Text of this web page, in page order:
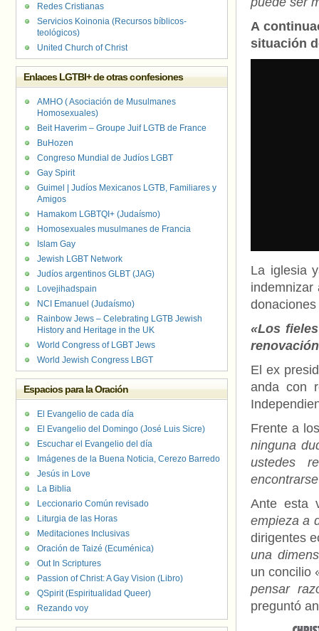
A
situación
La iglesia
«Los
El ex
anda con
Frente a
ninguna
ustedes
Ante esta
empieza a
dirigentes
una
un concilio
pensar
preguntó
Redes Cristianas
Servicios Koinonia (Recursos bíblicos-
teológicos)
United Church of Christ
Enlaces LGTBI+ de otras confesiones
AMHO ( Asociación de Musulmanes
Homosexuales)
Beit Haverim – Groupe Juif LGTB de France
BuHozen
Congreso Mundial de Judíos LGBT
Gay Spirit
Guimel | Judíos Mexicanos LGTB, Familiares y
Amigos
Hamakom LGBTQI+ (Judaísmo)
Homosexuales musulmanes de Francia
Islam Gay
Jewish LGBT Network
Judíos argentinos GLBT (JAG)
Lovejihadspain
NCI Emanuel (Judaísmo)
Rainbow Jews – Celebrating LGTB Jewish
History and Heritage in the UK
World Congress of LGBT Jews
World Jewish Congress LBGT
Espacios para la Oración
El Evangelio de cada día
El Evangelio del Domingo (José Luis Sicre)
Escuchar el Evangelio del día
Imágenes de la Buena Noticia, Cerezo Barredo
Jesús in Love
La Biblia
Leccionario Común revisado
Liturgia de las Horas
Meditaciones Inclusivas
Oración de Taizé (Ecuménica)
Out In Scriptures
Passion of Christ: A Gay Vision (Libro)
QSpirit (Espiritualidad Queer)
Rezando voy